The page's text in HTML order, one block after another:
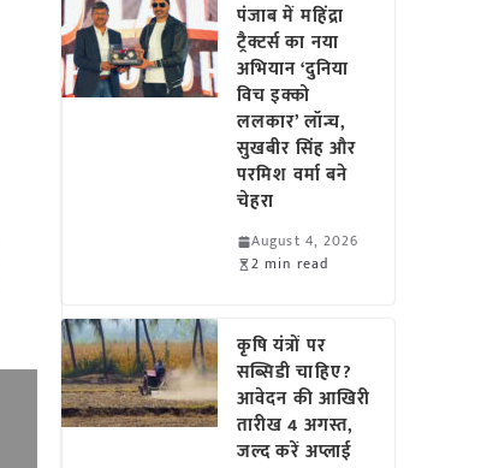
पंजाब में महिंद्रा
ट्रैक्टर्स का नया
अभियान ‘दुनिया
विच इक्को
ललकार’ लॉन्च,
सुखबीर सिंह और
परमिश वर्मा बने
चेहरा
August 4, 2026
2 min read
कृषि यंत्रों पर
सब्सिडी चाहिए?
आवेदन की आखिरी
तारीख 4 अगस्त,
जल्द करें अप्लाई